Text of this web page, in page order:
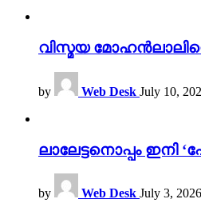
വിസ്മയ
by Web Desk July 10,
ലാലേട്ടനൊപ്പം ഇനി
by Web Desk July 3,